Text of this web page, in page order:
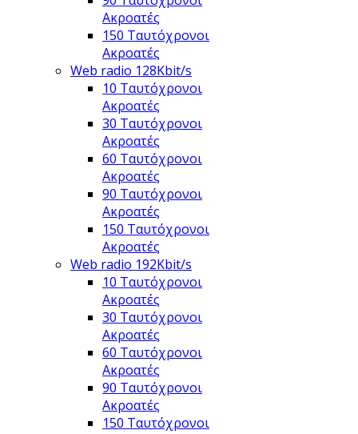
Ακροατές
150 Ταυτόχρονοι
Ακροατές
Web radio 128Kbit/s
10 Ταυτόχρονοι
Ακροατές
30 Ταυτόχρονοι
Ακροατές
60 Ταυτόχρονοι
Ακροατές
90 Ταυτόχρονοι
Ακροατές
150 Ταυτόχρονοι
Ακροατές
Web radio 192Kbit/s
10 Ταυτόχρονοι
Ακροατές
30 Ταυτόχρονοι
Ακροατές
60 Ταυτόχρονοι
Ακροατές
90 Ταυτόχρονοι
Ακροατές
150 Ταυτόχρονοι